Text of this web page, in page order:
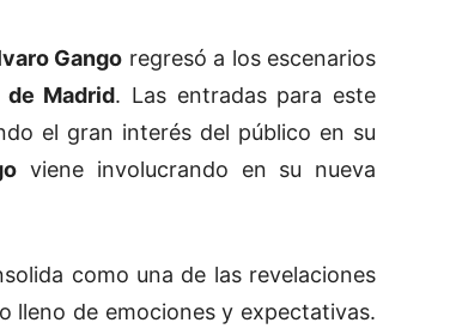
Gango regresó a los escenarios
de Madrid. Las entradas para este
el gran interés del público en su
viene involucrando en su nueva
como una de las revelaciones
lleno de emociones y expectativas.